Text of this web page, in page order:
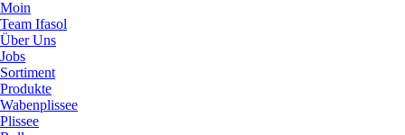
Moin
Team Ifasol
Über Uns
Jobs
Sortiment
Produkte
Wabenplissee
Plissee